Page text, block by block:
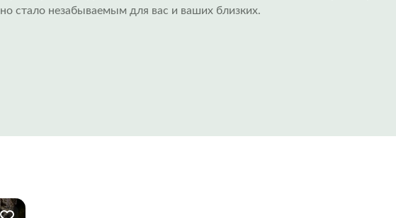
стало незабываемым для вас и ваших близких.